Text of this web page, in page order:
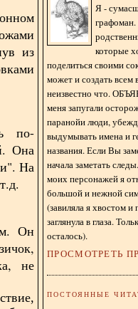
из
по-
Она
На
Он
не
Я -
которые
поделиться своими
может и создать всем
неизвестно что.
меня запугали
паранойи люди,
выдумывать имена и
названия. Если Вы
начала заметать
моих персонажей я
большой и нежной
(завиляла я хвостом и
заглянула в глаза.
осталось).
ПРОСМОТРЕТЬ
ПОСТОЯННЫЕ